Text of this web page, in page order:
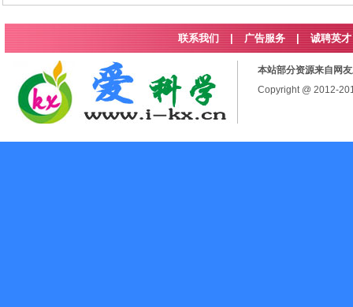
联系我们 广告服务 | 诚聘英才
本站部分资源来自网
Copyright @ 2012-